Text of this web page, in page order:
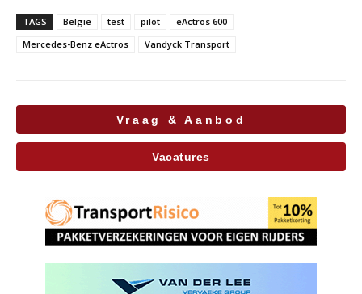
TAGS België test pilot
eActros 600
Mercedes-Benz eActros
Vandyck Transport
Vraag & Aanbod
Vacatures